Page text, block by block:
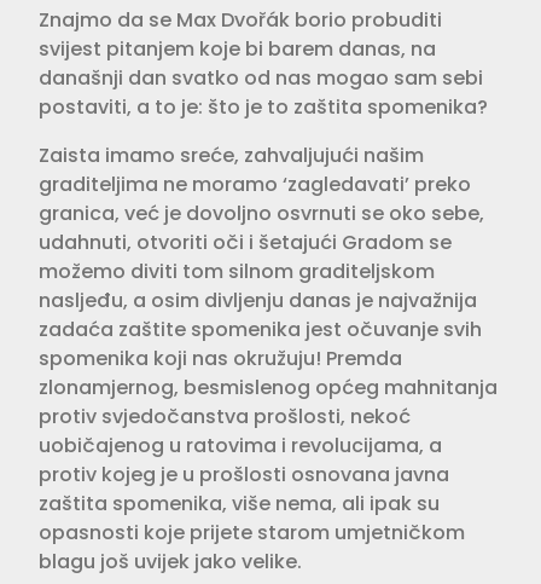
Znajmo da se Max Dvořák borio probuditi
svijest pitanjem koje bi barem danas, na
današnji dan svatko od nas mogao sam sebi
postaviti, a to je: što je to zaštita spomenika?
Zaista imamo sreće, zahvaljujući našim
graditeljima ne moramo ‘zagledavati’ preko
granica, već je dovoljno osvrnuti se oko sebe,
udahnuti, otvoriti oči i šetajući Gradom se
možemo diviti tom silnom graditeljskom
nasljeđu, a osim divljenju danas je najvažnija
zadaća zaštite spomenika jest očuvanje svih
spomenika koji nas okružuju! Premda
zlonamjernog, besmislenog općeg mahnitanja
protiv svjedočanstva prošlosti, nekoć
uobičajenog u ratovima i revolucijama, a
protiv kojeg je u prošlosti osnovana javna
zaštita spomenika, više nema, ali ipak su
opasnosti koje prijete starom umjetničkom
blagu još uvijek jako velike.